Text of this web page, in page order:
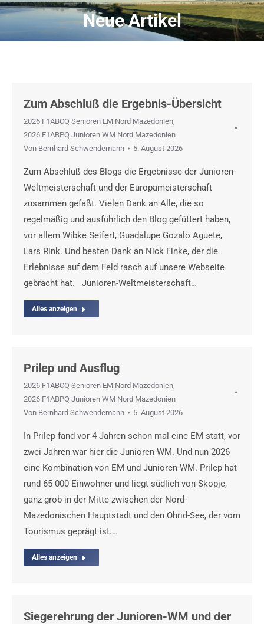
Neue Artikel
Sie befinden sich hier:
Zum Abschluß die Ergebnis-Übersicht
2026 F1ABCQ Senioren EM Nord Mazedonien,
2026 F1ABPQ Junioren WM Nord Mazedonien
Von Bernhard Schwendemann 5. August 2026
Zum Abschluß des Blogs die Ergebnisse der Junioren-
Weltmeisterschaft und der Europameisterschaft
zusammen gefaßt. Vielen Dank an Alle, die so
regelmäßig und ausführlich den Blog gefüttert haben,
vor allem Wibke Seifert, Guadalupe Gozalo Aguete,
Lars Rink. Und besten Dank an Nick Finke, der die
Erlebnisse auf dem Feld rasch auf unsere Webseite
gebracht hat. Junioren-Weltmeisterschaft…
Alles anzeigen
Prilep und Ausflug
2026 F1ABCQ Senioren EM Nord Mazedonien,
2026 F1ABPQ Junioren WM Nord Mazedonien
Von Bernhard Schwendemann 5. August 2026
In Prilep fand vor 4 Jahren schon mal eine EM statt, vor
zwei Jahren war hier die Junioren-WM. Und nun 2026
eine Kombination von EM und Junioren-WM. Prilep hat
rund 65 000 Einwohner und liegt südlich von Skopje,
ganz grob in der Mitte zwischen der Nord-
Mazedonischen Hauptstadt und den Ohrid-See, der vom
Tourismus geprägt ist.…
Alles anzeigen
Siegerehrung der Junioren-WM und der